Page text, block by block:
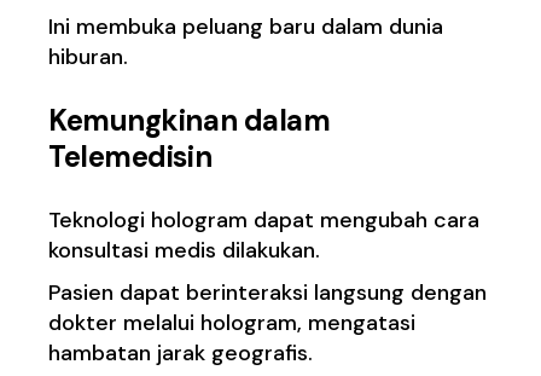
Ini membuka peluang baru dalam dunia
hiburan.
Kemungkinan dalam
Telemedisin
Teknologi hologram dapat mengubah cara
konsultasi medis dilakukan.
Pasien dapat berinteraksi langsung dengan
dokter melalui hologram, mengatasi
hambatan jarak geografis.